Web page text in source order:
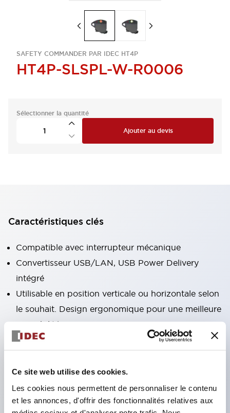
Ce site web utilise des cookies.
Les cookies nous permettent de personnaliser le contenu
et les annonces, d'offrir des fonctionnalités relatives aux
SAFETY COMMANDER PAR IDEC HT4P
HT4P-SLSPL-W-R0006
Sélectionner la quantité
Ajouter au devis
Caractéristiques clés
Compatible avec interrupteur mécanique
Convertisseur USB/LAN, USB Power Delivery
intégré
Utilisable en position verticale ou horizontale selon
le souhait. Design ergonomique pour une meilleure
maniabilité
Fixation facile des dispositifs de sécurité sur
Interrupteur bouton-poussoir d'arrêt d'urgence
éclairé, interrupteur à 3 positions avec fonction
d'activation